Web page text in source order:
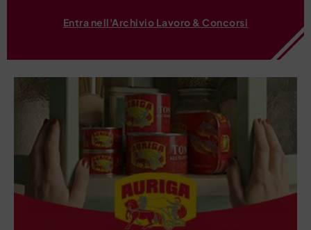
Entra nell'Archivio Lavoro & Concorsi